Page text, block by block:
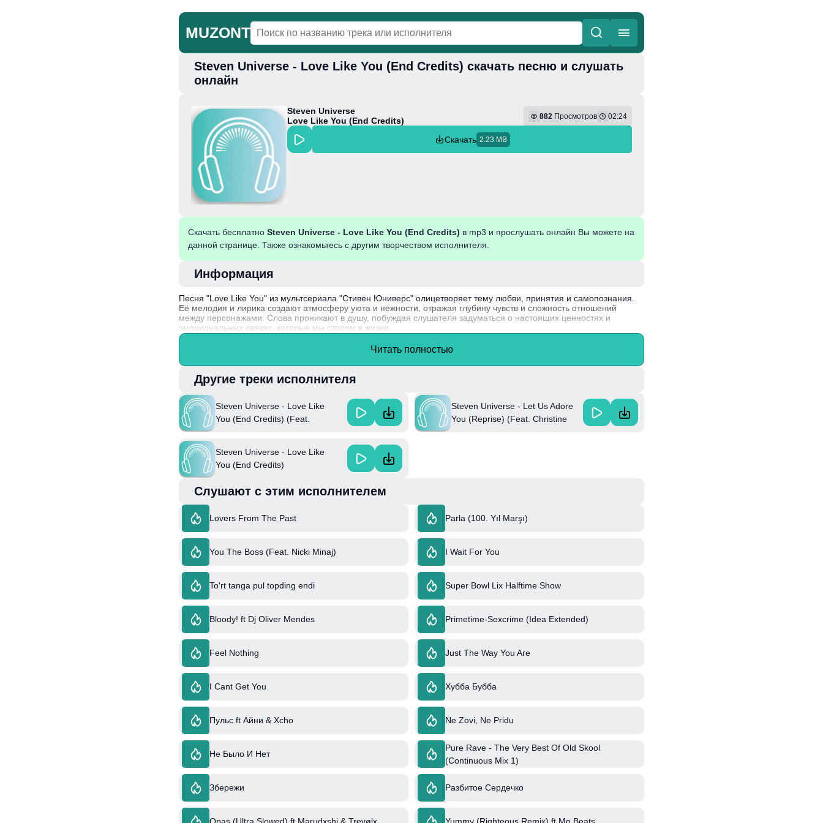
MUZONT
Главная
Steven Universe - Love Like You (End Credits) скачать песню и слушать
онлайн
Steven Universe
Love Like You (End Credits)
882 Просмотров 02:24
Скачать 2.23 MB
Скачать бесплатно Steven Universe - Love Like You (End Credits) в mp3 и прослушать онлайн Вы можете на
данной странице. Также ознакомьтесь с другим творчеством исполнителя.
Информация
Песня "Love Like You" из мультсериала "Стивен Юниверс" олицетворяет тему любви, принятия и самопознания.
Её мелодия и лирика создают атмосферу уюта и нежности, отражая глубину чувств и сложность отношений
между персонажами. Слова проникают в душу, побуждая слушателя задуматься о настоящих ценностях и
эмоциональных связях, которые мы строим в жизни.
Эта композиция была написана автором и композитором Эшли Бёрч и использовалась в качестве финальных
Читать полностью
Другие треки исполнителя
Steven Universe - Love Like
You (End Credits) (Feat.
Steven Universe - Let Us Adore
You (Reprise) (Feat. Christine
Steven Universe - Love Like
You (End Credits)
Слушают с этим исполнителем
Lovers From The Past Parla (100. Yıl Marşı)
You The Boss (Feat. Nicki Minaj) I Wait For You
To'rt tanga pul topding endi Super Bowl Lix Halftime Show
Bloody! ft Dj Oliver Mendes Primetime-Sexcrime (Idea Extended)
Feel Nothing Just The Way You Are
I Cant Get You Хубба Бубба
Пульс ft Айни & Xcho Ne Zovi, Ne Pridu
Не Было И Нет
Pure Rave - The Very Best Of Old Skool
(Continuous Mix 1)
Збережи Разбитое Сердечко